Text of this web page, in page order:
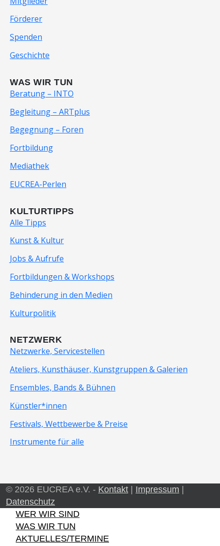
Förderer
Spenden
Geschichte
WAS WIR TUN
Beratung – INTO
Begleitung – ARTplus
Begegnung – Foren
Fortbildung
Mediathek
EUCREA-Perlen
KULTURTIPPS
Alle Tipps
Kunst & Kultur
Jobs & Aufrufe
Fortbildungen & Workshops
Behinderung in den Medien
Kulturpolitik
NETZWERK
Netzwerke, Servicestellen
Ateliers, Kunsthäuser, Kunstgruppen & Galerien
Ensembles, Bands & Bühnen
Künstler*innen
Festivals, Wettbewerbe & Preise
Instrumente für alle
© 2026 EUCREA e.V. - Kontakt Impressum
Datenschutz
WER WIR SIND
WAS WIR TUN
AKTUELLES/TERMINE